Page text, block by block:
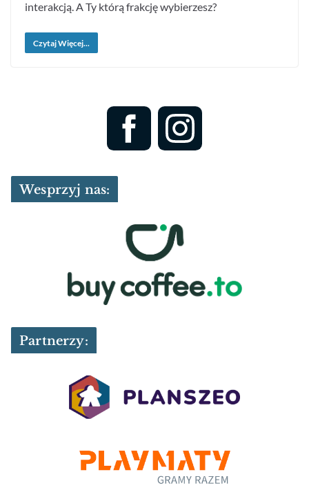
interakcją. A Ty którą frakcję wybierzesz?
Czytaj Więcej...
Wesprzyj nas:
Partnerzy: